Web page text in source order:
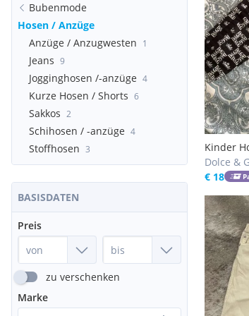
Bubenmode
Hosen / Anzüge
Anzüge / Anzugwesten 1
Jeans 9
Jogginghosen /-anzüge 4
Kurze Hosen / Shorts 6
Sakkos 2
Schihosen / -anzüge 4
Stoffhosen 3
BASISDATEN
Preis
zu verschenken
Marke
Kinder
Dolce &
€ 18